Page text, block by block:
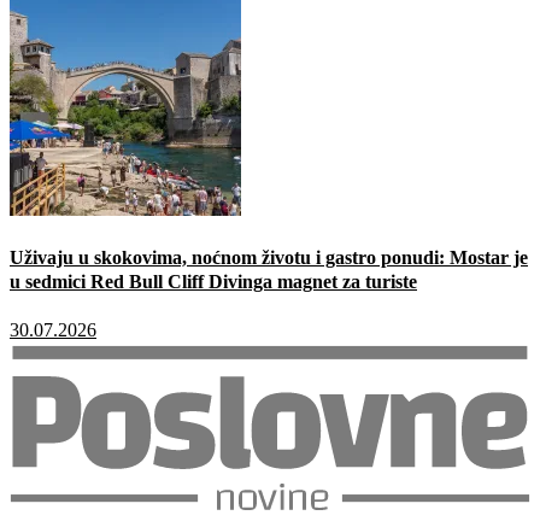
Uživaju u skokovima, noćnom životu i gastro ponudi: Mostar je
u sedmici Red Bull Cliff Divinga magnet za turiste
30.07.2026